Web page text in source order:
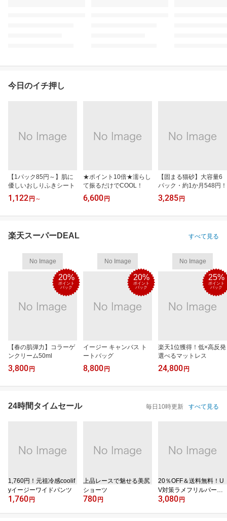
今日のイチ押し
【1パック85円～】肌に
優しいおしりふきシート
1,122 円 ～
★ポイント10倍★濡らし
て振るだけでCOOL！
6,600 円
【固まる猫砂】大容量6
パック・約1か月548円！
3,285 円
楽天スーパーDEAL すべて見る
No Image
20%
ポイント
バック
【春の肌弾力】コラーゲ
ンクリーム50ml
3,800 円
No Image
20%
ポイント
バック
イージー キャンバス ト
ートバッグ
8,800 円
No Image
25%
ポイント
バック
楽天1位獲得！低×高反発
選べるマットレス
24,800 円
24時間タイムセール 毎日10時更新 すべて見る
1,760円！元祖冷感coolif
yイージーワイドパンツ
1,760 円
上品レースで魅せる美尻
ショーツ
780 円
20％OFF＆送料無料！U
V対策ラメフリルパーカ
ー
3,080 円